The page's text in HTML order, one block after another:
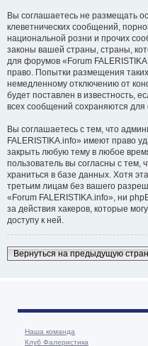
Вы соглашаетесь не размещать
клеветнических сообщений,
национальной розни и прочих
законы вашей страны, страны,
для форумов «Forum
право. Попытки размещения
немедленному отключению от
будет поставлен в известность,
всех сообщений сохраняются
Вы соглашаетесь с тем, что
FALERISTIKA.info» имеют право
закрыть любую тему в любое
пользователь вы согласны с
храниться в базе данных. Хотя
третьим лицам без вашего
«Forum FALERISTIKA.info», ни
за действия хакеров, которые
доступу к ней.
Вернуться на предыдущую
Наша команда
Клуб Фалеристика